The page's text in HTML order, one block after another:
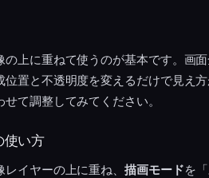
の上に重ねて使うのが基本です。画
置と不透明度を変えるだけで見え
て調整してみてください。
い方
レイヤーの上に重ね、描画モードを